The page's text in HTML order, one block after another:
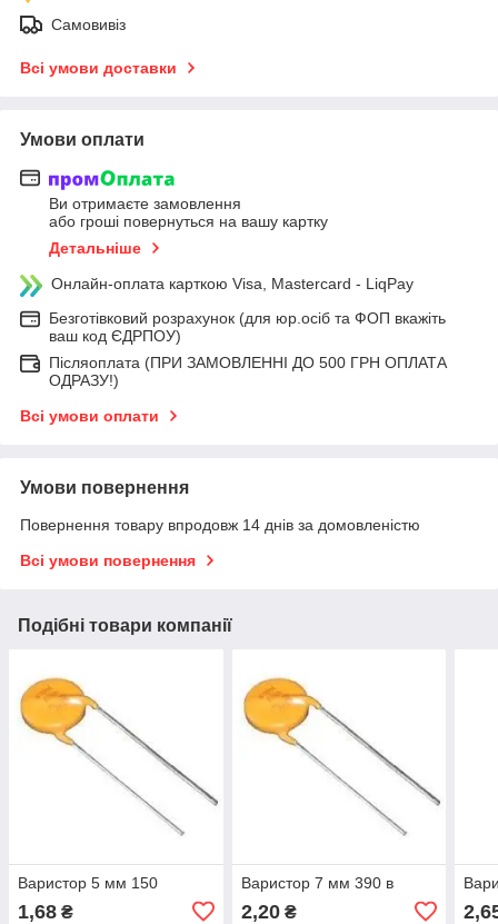
Самовивіз
Всі умови доставки
Умови оплати
Ви отримаєте замовлення
або гроші повернуться на вашу картку
Детальніше
Онлайн-оплата карткою Visa, Mastercard - LiqPay
Безготівковий розрахунок (для юр.осіб та ФОП вкажіть
ваш код ЄДРПОУ)
Післяоплата (ПРИ ЗАМОВЛЕННІ ДО 500 ГРН ОПЛАТА
ОДРАЗУ!)
Всі умови оплати
Умови повернення
Повернення товару впродовж 14 днів за домовленістю
Всі умови повернення
Подібні товари компанії
Варистор 5 мм 150
1,68 ₴
Варистор 7 мм 390 в
2,20₴